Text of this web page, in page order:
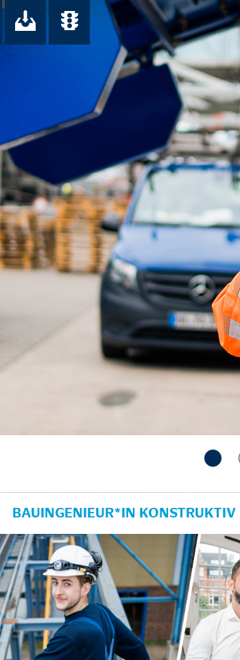
Ihr Download-Center der
Übersicht aller
BAUINGENIEUR*IN